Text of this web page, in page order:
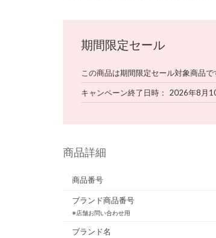
期間限定セール
この商品は期間限定セール対象商品で
キャンペーン終了日時 2026年8月
商品詳細
商品番号
ブランド商品番号
※店舗お問い合わせ用
ブランド名